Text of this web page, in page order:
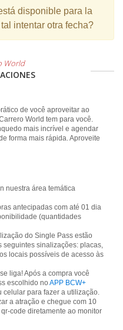
disponible para la
intentar otra fecha?
World
de você aproveitar ao
World tem para você.
mais incrível e agendar
forma mais rápida. Aproveite
nuestra área temática
antecipadas com até 01 dia
(quantidades
do Single Pass estão
seguintes sinalizações: placas,
locais possíveis de acesso às
liga! Após a compra você
escolhido no APP BCW+
celular para fazer a utilização.
a atração e chegue com 10
code diretamente ao monitor